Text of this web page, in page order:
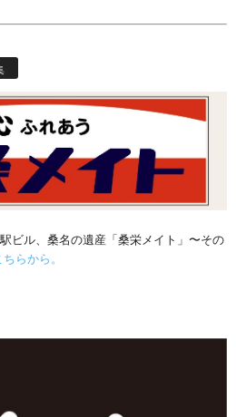
ビル、桑名の遺産「桑栄メイト」〜その
らから。